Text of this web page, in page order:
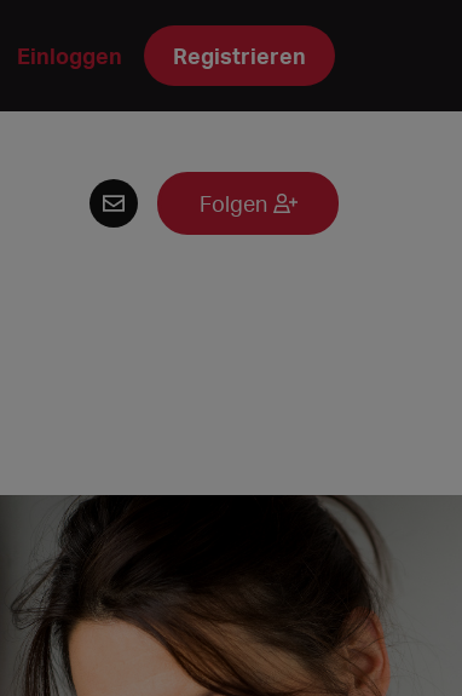
Einloggen Registrieren
Folgen